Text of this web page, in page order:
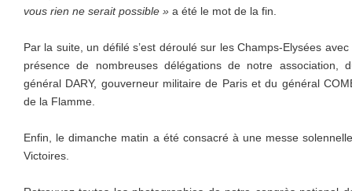
vous rien ne serait possible » a été le mot de la fin.
Par la suite, un défilé s’est déroulé sur les Champs-Elysées
présence de nombreuses délégations de notre association,
général DARY, gouverneur militaire de Paris et du général
de la Flamme.
Enfin, le dimanche matin a été consacré à une messe
Victoires.